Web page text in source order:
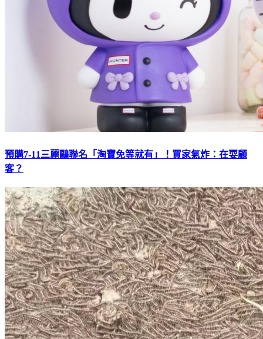
預購7-11三麗鷗聯名「淘寶免等就有」！買家氣炸：在耍顧
客？